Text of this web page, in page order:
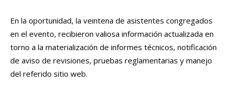
En la oportunidad, la veintena de asistentes congregados
en el evento, recibieron valiosa información actualizada en
torno a la materialización de informes técnicos, notificación
de aviso de revisiones, pruebas reglamentarias y manejo
del referido sitio web.